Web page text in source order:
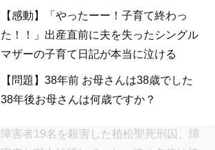
【感動】「やったーー！子育て終わっ
た！！」出産直前に夫を失ったシングル
マザーの子育て日記が本当に泣ける
【問題】38年前 お母さんは38歳でした
38年後お母さんは何歳ですか？
障害者19名を殺害した植松聖死刑囚、障